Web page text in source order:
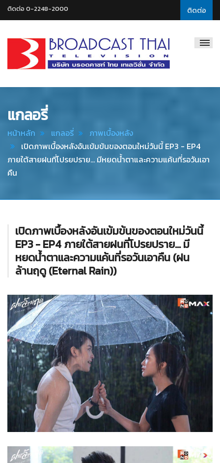
ติดต่อ
ติดต่อ 0-2248-2000
Thai
แกลอรี่
หน้าหลัก แกลอรี่
ภาพเบื้องหลัง
เปิดภาพเบื้องหลังอันเข้มข้นของตอนใหม่วันนี้ EP3 - EP4
ภายใต้สายฝนที่โปรยปราย... มีหยดน้ำตาและความแค้นที่รอวันเอา
คืน
เปิดภาพเบื้องหลังอันเข้มข้นของตอนใหม่วันนี้
EP3 - EP4 ภายใต้สายฝนที่โปรยปราย... มี
หยดน้ำตาและความแค้นที่รอวันเอาคืน (ฝน
ล้านฤดู (Eternal Rain))